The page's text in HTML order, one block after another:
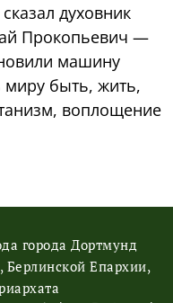
духовник
Прокопьевич —
машину
миру быть, жить,
воплощение
города Дортмунд
Берлинской Епархии,